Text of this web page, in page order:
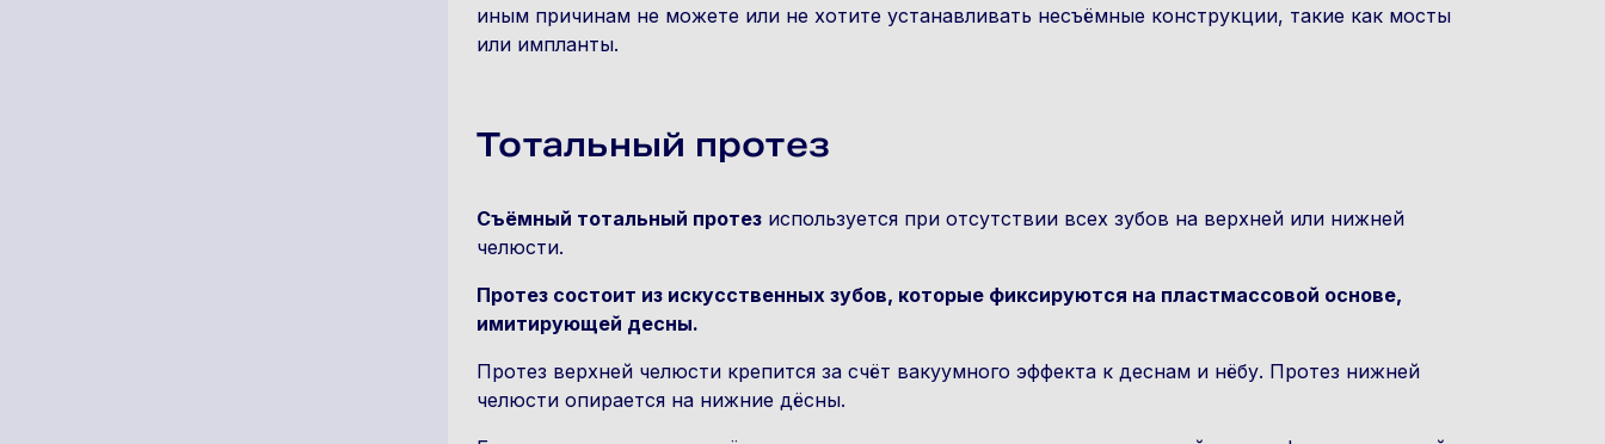
иным причинам не можете или не хотите устанавливать несъёмные конструкции, такие как мосты
или импланты.
Тотальный протез
Съёмный тотальный протез используется при отсутствии всех зубов на верхней или нижней
челюсти.
Протез состоит из искусственных зубов, которые фиксируются на пластмассовой основе,
имитирующей десны.
Протез верхней челюсти крепится за счёт вакуумного эффекта к деснам и нёбу. Протез нижней
челюсти опирается на нижние дёсны.